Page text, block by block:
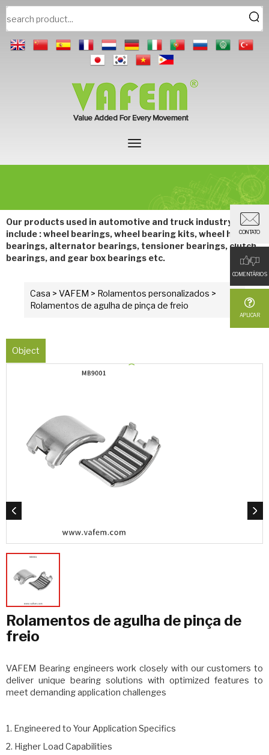
Our products used in automotive and truck industry mainly
include : wheel bearings, wheel bearing kits, wheel hub
bearings, alternator bearings, tensioner bearings, clutch
bearings, and gear box bearings etc.
Casa > VAFEM > Rolamentos personalizados >
Rolamentos de agulha de pinça de freio
Object
Rolamentos de agulha de pinça de
freio
VAFEM Bearing engineers work closely with our customers to
deliver unique bearing solutions with optimized features to
meet demanding application challenges
1. Engineered to Your Application Specifics
2. Higher Load Capabilities
CONTATO
COMENTÁRIOS
APLICAR